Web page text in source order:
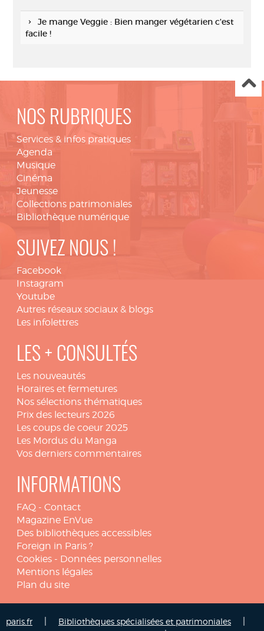
Je mange Veggie : Bien manger végétarien c'est
facile !
NOS RUBRIQUES
Services & infos pratiques
Agenda
Musique
Cinéma
Jeunesse
Collections patrimoniales
Bibliothèque numérique
SUIVEZ NOUS !
Facebook
Instagram
Youtube
Autres réseaux sociaux & blogs
Les infolettres
LES + CONSULTÉS
Les nouveautés
Horaires et fermetures
Nos sélections thématiques
Prix des lecteurs 2026
Les coups de coeur 2025
Les Mordus du Manga
Vos derniers commentaires
INFORMATIONS
FAQ - Contact
Magazine EnVue
Des bibliothèques accessibles
Foreign in Paris ?
Cookies - Données personnelles
Mentions légales
Plan du site
paris.fr Bibliothèques spécialisées et patrimoniales